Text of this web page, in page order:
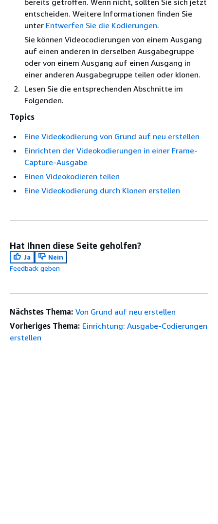
bereits getroffen. Wenn nicht, sollten Sie sich jetzt
entscheiden. Weitere Informationen finden Sie
unter Entwerfen Sie die Kodierungen.
Sie können Videocodierungen von einem Ausgang
auf einen anderen in derselben Ausgabegruppe
oder von einem Ausgang auf einen Ausgang in
einer anderen Ausgabegruppe teilen oder klonen.
Lesen Sie die entsprechenden Abschnitte im
Folgenden.
Topics
Eine Videokodierung von Grund auf neu erstellen
Einrichten der Videokodierungen in einer Frame-
Capture-Ausgabe
Einen Videokodieren teilen
Eine Videokodierung durch Klonen erstellen
Hat Ihnen diese Seite geholfen?
Ja
Nein
Feedback geben
Nächstes Thema: Von Grund auf neu erstellen
Vorheriges Thema: Einrichtung: Ausgabe-Codierungen
erstellen